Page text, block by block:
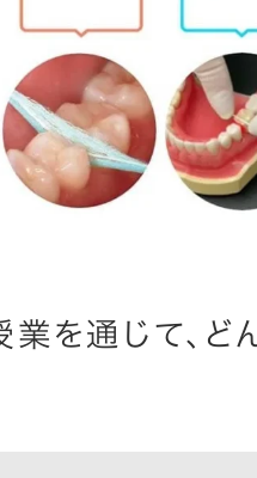
業を通じて、